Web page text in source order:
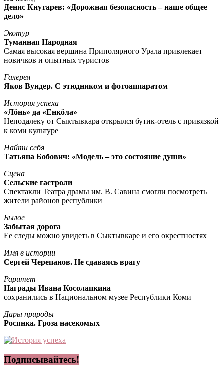
Денис Кнутарев: «Дорожная безопасность – наше общее
дело»
Экотур
Туманная Народная
Самая высокая вершина Приполярного Урала привлекает
новичков и опытных туристов
Галерея
Яков Вундер. С этюдником и фотоаппаратом
История успеха
«Лöнь» да «Енкöла»
Неподалеку от Сыктывкара открылся бутик-отель с привязкой
к коми культуре
Найти себя
Татьяна Бобович: «Модель – это состояние души»
Сцена
Сельские гастроли
Спектакли Театра драмы им. В. Савина смогли посмотреть
жители районов республики
Былое
Забытая дорога
Ее следы можно увидеть в Сыктывкаре и его окрестностях
Имя в истории
Сергей Черепанов. Не сдаваясь врагу
Раритет
Награды Ивана Косолапкина
сохранились в Национальном музее Республики Коми
Дары природы
Росянка. Гроза насекомых
Подписывайтесь!